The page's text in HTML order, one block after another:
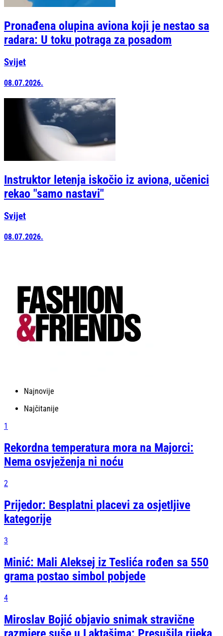
Pronađena olupina aviona koji je nestao sa
radara: U toku potraga za posadom
Svijet
08.07.2026.
Instruktor letenja iskočio iz aviona, učenici
rekao "samo nastavi"
Svijet
08.07.2026.
Najnovije
Najčitanije
1
Rekordna temperatura mora na Majorci:
Nema osvježenja ni noću
2
Prijedor: Besplatni placevi za osjetljive
kategorije
3
Minić: Mali Aleksej iz Teslića rođen sa 550
grama postao simbol pobjede
4
Miroslav Bojić objavio snimak stravične